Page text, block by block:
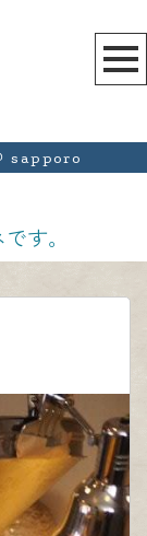
sapporo
す。